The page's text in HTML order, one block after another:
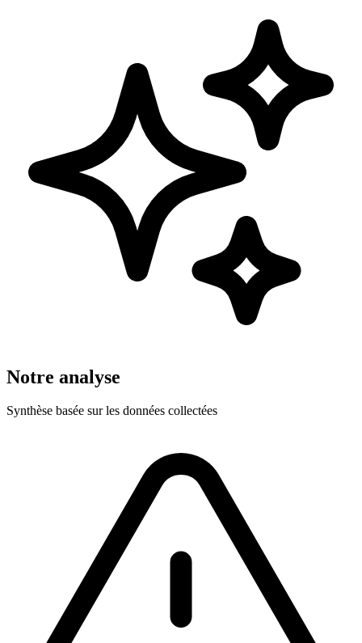
Notre analyse
Synthèse basée sur les données collectées